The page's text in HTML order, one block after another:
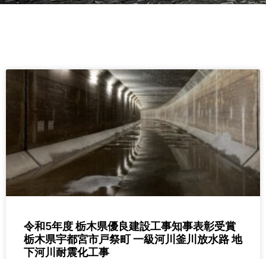
令和5年度 栃木県優良建設工事知事表彰受賞
栃木県宇都宮市戸祭町 一級河川釜川放水路 地
下河川耐震化工事